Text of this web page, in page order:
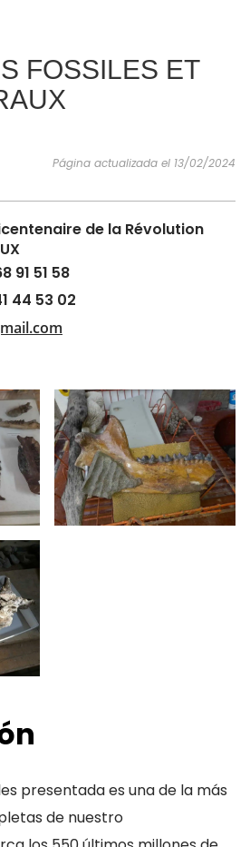
HACER
INSPIRACIONES
FOSSILES ET
Página actualizada el 13/02/2024
de la Révolution
91 51 58
44 53 02
presentada es una de la más
de nuestro